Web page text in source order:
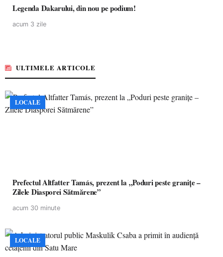
Legenda Dakarului, din nou pe podium!
acum 3 zile
ULTIMELE ARTICOLE
LOCALE
Prefectul Altfatter Tamás, prezent la „Poduri peste granițe –
Zilele Diasporei Sătmărene”
acum 30 minute
LOCALE